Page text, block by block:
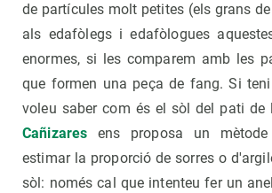
de partícules molt petites (els grans
als edafòlegs i edafòlogues
enormes, si les comparem amb les
que formen una peça de fang. Si
voleu saber com és el sòl del pati de
Cañizares ens proposa un
estimar la proporció de sorres o
sòl: només cal que intenteu fer un